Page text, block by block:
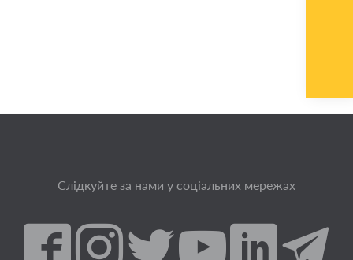
Слідкуйте за нами у соціальних мережах